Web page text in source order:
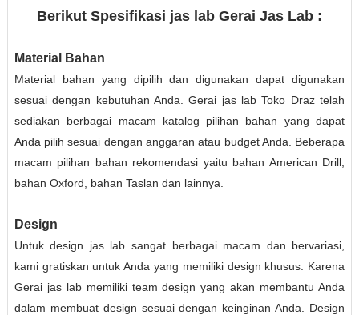
Berikut Spesifikasi jas lab Gerai Jas Lab :
Material Bahan
Material bahan yang dipilih dan digunakan dapat digunakan
sesuai dengan kebutuhan Anda. Gerai jas lab Toko Draz telah
sediakan berbagai macam katalog pilihan bahan yang dapat
Anda pilih sesuai dengan anggaran atau budget Anda. Beberapa
macam pilihan bahan rekomendasi yaitu bahan American Drill,
bahan Oxford, bahan Taslan dan lainnya.
Design
Untuk design jas lab sangat berbagai macam dan bervariasi,
kami gratiskan untuk Anda yang memiliki design khusus. Karena
Gerai jas lab memiliki team design yang akan membantu Anda
dalam membuat design sesuai dengan keinginan Anda. Design